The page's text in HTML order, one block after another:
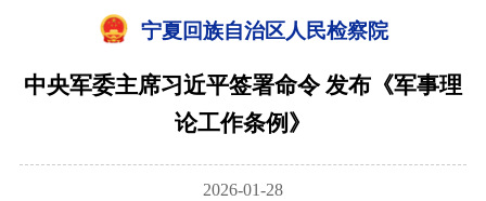
宁夏回族自治区人民检察院
中央军委主席习近平签署命令 发布《军事理
论工作条例》
2026-01-28